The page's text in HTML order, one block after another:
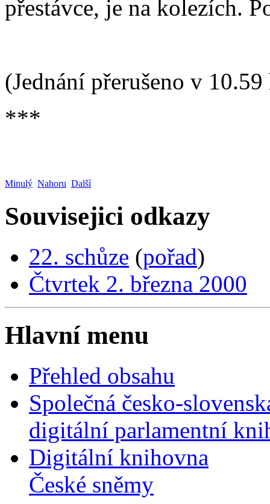
přestávce, je na kolezích.
(Jednání přerušeno v
***
Minulý Nahoru Další
Souvisejici odkazy
22. schůze (pořad)
Čtvrtek 2. března 2000
Hlavní menu
Přehled obsahu
Společná česko-
digitální parlamentní
Digitální knihovna
České sněmy